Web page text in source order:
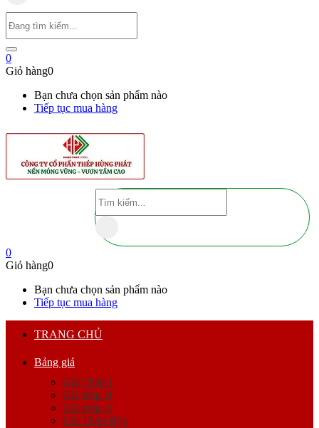
0
Giỏ hàng0
Bạn chưa chọn sản phẩm nào
Tiếp tục mua hàng
0
Giỏ hàng0
Bạn chưa chọn sản phẩm nào
Tiếp tục mua hàng
TRANG CHỦ
Bảng giá
Giá Thép I
Giá thép H
Giá thép U
Giá Thép Hộp